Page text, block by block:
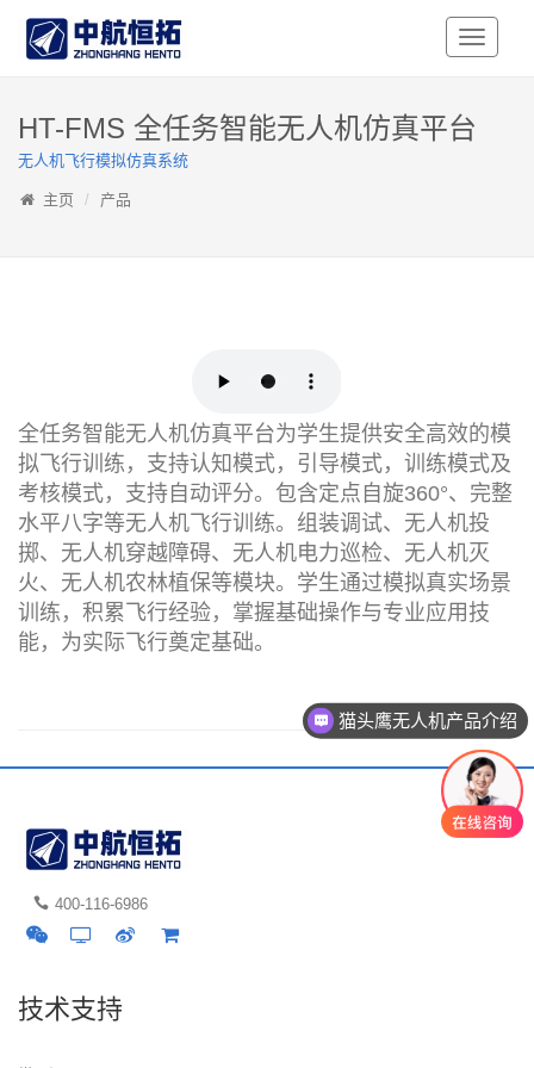
Toggle
HT-FMS 全任务智能无人机仿真平台
无人机飞行模拟仿真系统
主页 产品
全任务智能无人机仿真平台为学生提供安全高效的模
拟飞行训练，支持认知模式，引导模式，训练模式及
考核模式，支持自动评分。包含定点自旋360°、完整
水平八字等无人机飞行训练。组装调试、无人机投
掷、无人机穿越障碍、无人机电力巡检、无人机灭
火、无人机农林植保等模块。学生通过模拟真实场景
训练，积累飞行经验，掌握基础操作与专业应用技
能，为实际飞行奠定基础。
400-116-6986
技术支持
猫头鹰无人机产品介绍